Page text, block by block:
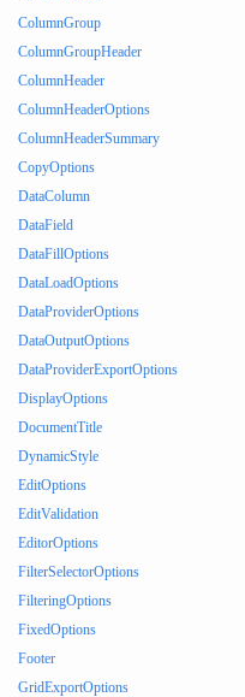
ColumnGroup
ColumnGroupHeader
ColumnHeader
ColumnHeaderOptions
ColumnHeaderSummary
CopyOptions
DataColumn
DataField
DataFillOptions
DataLoadOptions
DataProviderOptions
DataOutputOptions
DataProviderExportOptions
DisplayOptions
DocumentTitle
DynamicStyle
EditOptions
EditValidation
EditorOptions
FilterSelectorOptions
FilteringOptions
FixedOptions
Footer
GridExportOptions